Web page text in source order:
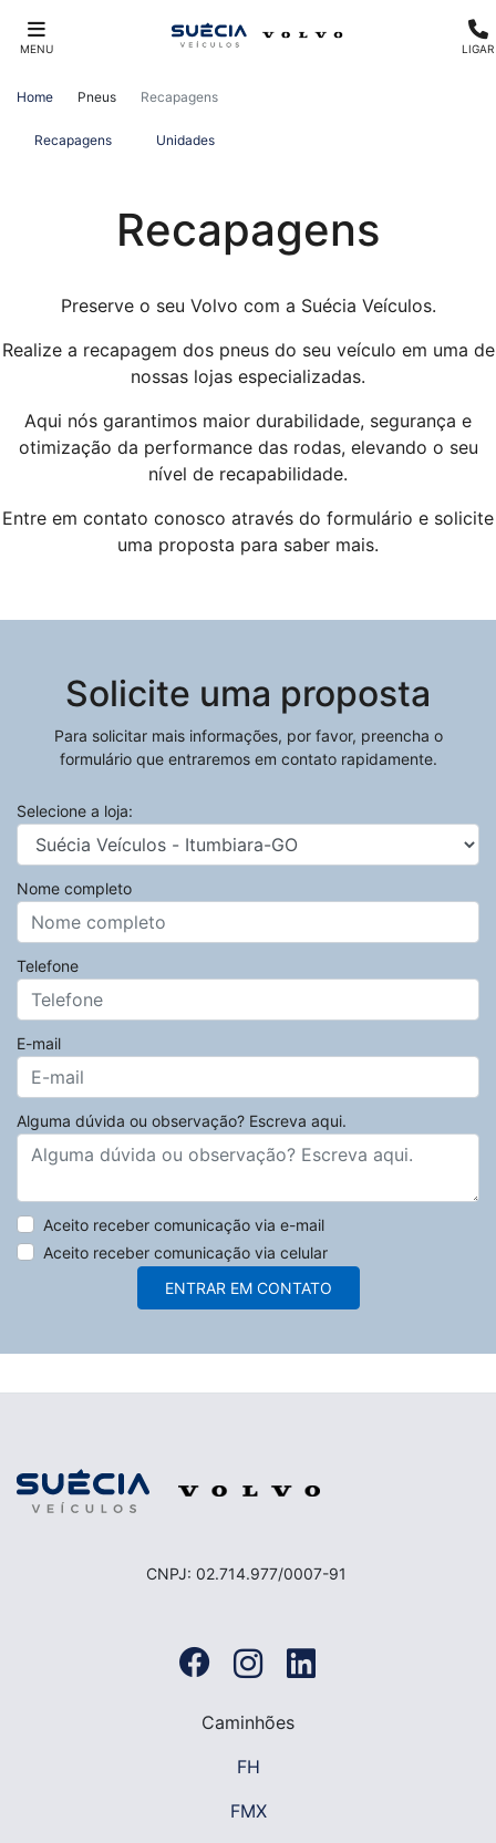
MENU LIGAR
Home Pneus Recapagens
Unidades
Recapagens
Recapagens
Preserve o seu Volvo com a Suécia Veículos.
Realize a recapagem dos pneus do seu veículo em uma de
nossas lojas especializadas.
Aqui nós garantimos maior durabilidade, segurança e
otimização da performance das rodas, elevando o seu
nível de recapabilidade.
Entre em contato conosco através do formulário e solicite
uma proposta para saber mais.
Solicite uma proposta
Para solicitar mais informações, por favor, preencha o
formulário que entraremos em contato rapidamente.
Selecione a loja:
Nome completo
Telefone
E-mail
Alguma dúvida ou observação? Escreva aqui.
Aceito receber comunicação via e-mail
Aceito receber comunicação via celular
ENTRAR EM CONTATO
CNPJ: 02.714.977/0007-91
Caminhões
FH
FMX